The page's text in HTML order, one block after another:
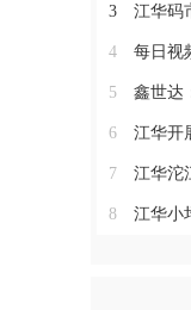
3 江华码
4 每日视
5 鑫世达
6 江华开
7 江华沱
8 江华小圩